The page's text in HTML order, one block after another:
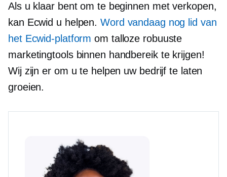
Als u klaar bent om te beginnen met verkopen,
kan Ecwid u helpen. Word vandaag nog lid van
het Ecwid-platform om talloze robuuste
marketingtools binnen handbereik te krijgen!
Wij zijn er om u te helpen uw bedrijf te laten
groeien.